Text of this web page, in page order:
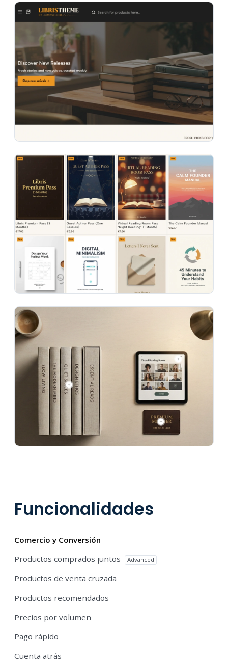
Funcionalidades
Comercio y Conversión
Productos comprados juntos
Advanced
Productos de venta cruzada
Productos recomendados
Precios por volumen
Pago rápido
Cuenta atrás